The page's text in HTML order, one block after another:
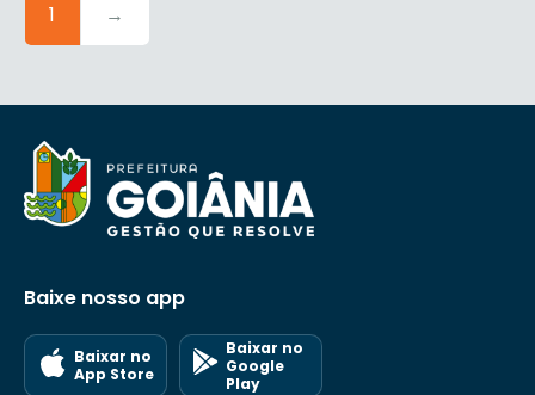
1 →
Baixe nosso app
Baixar no
App Store
Baixar no
Google
Play